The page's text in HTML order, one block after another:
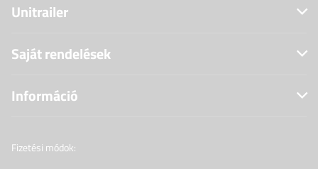
Unitrailer
Saját rendelések
Információ
Fizetési módok: